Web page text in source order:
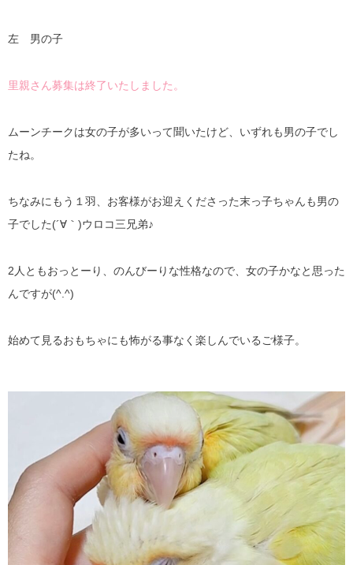
左 男の子
里親さん募集は終了いたしました。
ムーンチークは女の子が多いって聞いたけど、いずれも男の子でし
たね。
ちなみにもう１羽、お客様がお迎えくださった末っ子ちゃんも男の
子でした(´∀｀)ウロコ三兄弟♪
2人ともおっとーり、のんびーりな性格なので、女の子かなと思った
んですが(^.^)
始めて見るおもちゃにも怖がる事なく楽しんでいるご様子。